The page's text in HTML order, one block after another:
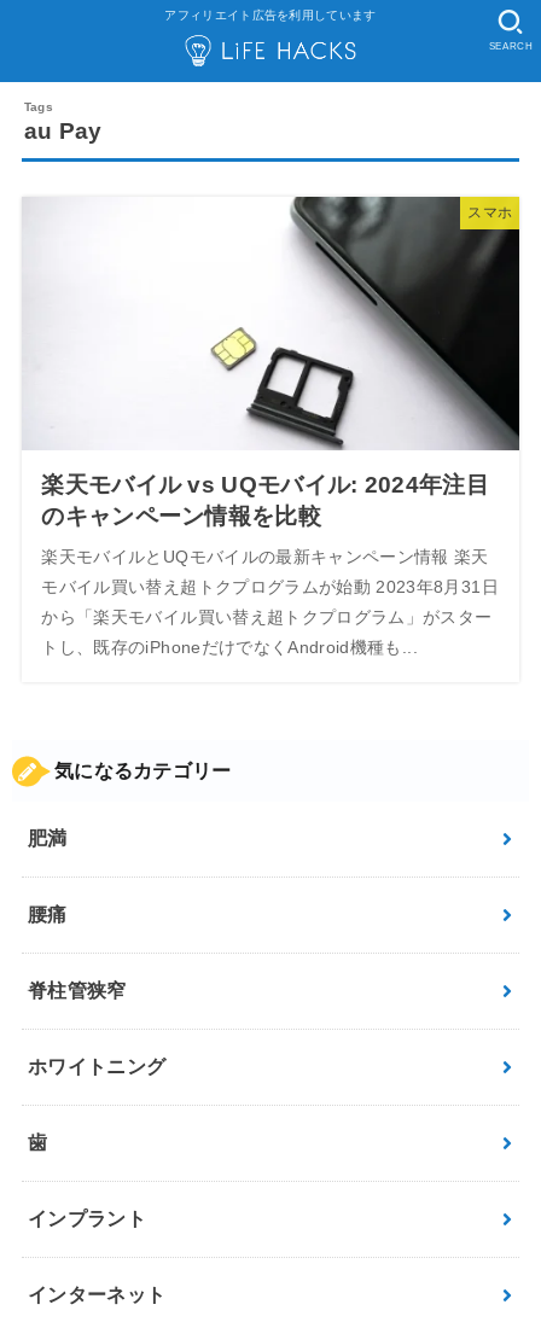
アフィリエイト広告を利用しています
SEARCH
au Pay
スマホ
楽天モバイル vs UQモバイル: 2024年注目
のキャンペーン情報を比較
楽天モバイルとUQモバイルの最新キャンペーン情報 楽天
モバイル買い替え超トクプログラムが始動 2023年8月31日
から「楽天モバイル買い替え超トクプログラム」がスター
トし、既存のiPhoneだけでなくAndroid機種も...
気になるカテゴリー
肥満
腰痛
脊柱管狭窄
ホワイトニング
歯
インプラント
インターネット